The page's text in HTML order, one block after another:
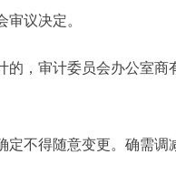
议决定。
审计委员会办公室商
得随意变更。确需调